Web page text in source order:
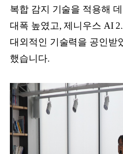
복합 감지 기술을 적용해
대폭 높였고, 제니우스 AI
대외적인 기술력을 공인받
했습니다.